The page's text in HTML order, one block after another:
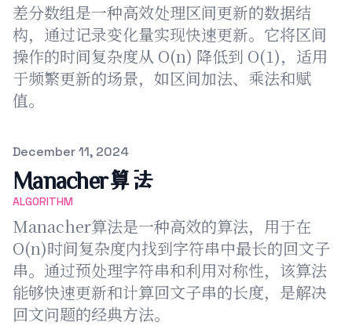
差分数组是一种高效处理区间更新的数据结
构，通过记录变化量实现快速更新。它将区间
操作的时间复杂度从 O(n) 降低到 O(1)，适用
于频繁更新的场景，如区间加法、乘法和赋
值。
Published on
December 11, 2024
Manacher算法
ALGORITHM
Manacher算法是一种高效的算法，用于在
O(n)时间复杂度内找到字符串中最长的回文子
串。通过预处理字符串和利用对称性，该算法
能够快速更新和计算回文子串的长度，是解决
回文问题的经典方法。